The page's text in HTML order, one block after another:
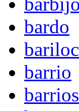
bardo
barrio
barrios